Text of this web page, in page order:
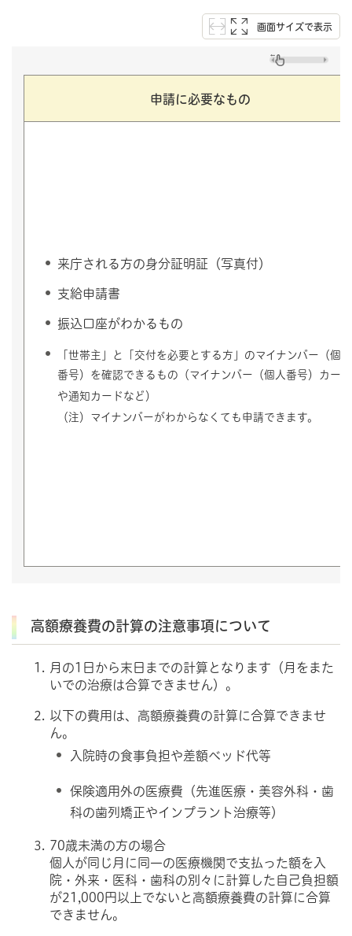
画面サイズで表示
申請に必要なもの
来庁される方の身分証明証（写真付）
支給申請書
振込口座がわかるもの
「世帯主」と「交付を必要とする方」のマイナンバー（個人
番号）を確認できるもの（マイナンバー（個人番号）カード
や通知カードなど）
（注）マイナンバーがわからなくても申請できます。
高額療養費の計算の注意事項について
月の1日から末日までの計算となります（月をまた
いでの治療は合算できません）。
以下の費用は、高額療養費の計算に合算できませ
ん。
入院時の食事負担や差額ベッド代等
保険適用外の医療費（先進医療・美容外科・歯
科の歯列矯正やインプラント治療等）
70歳未満の方の場合
個人が同じ月に同一の医療機関で支払った額を入
院・外来・医科・歯科の別々に計算した自己負担額
が21,000円以上でないと高額療養費の計算に合算
できません。